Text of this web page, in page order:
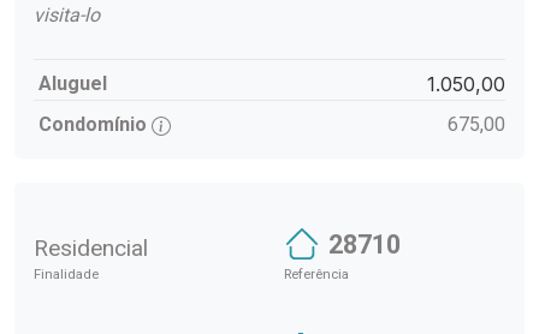
visita-lo
Aluguel 1.050,00
Condomínio 675,00
Residencial
Finalidade
28710
Referência